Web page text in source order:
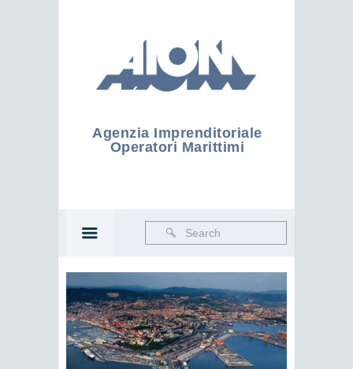
Agenzia Imprenditoriale
Operatori Marittimi